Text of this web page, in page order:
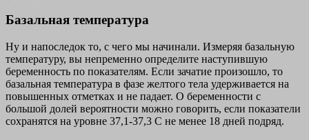
Базальная температура
Ну и напоследок то, с чего мы начинали. Измеряя базальную
температуру, вы непременно определите наступившую
беременность по показателям. Если зачатие произошло, то
базальная температура в фазе желтого тела удерживается на
повышенных отметках и не падает. О беременности с
большой долей вероятности можно говорить, если показатели
сохранятся на уровне 37,1-37,3 С не менее 18 дней подряд.